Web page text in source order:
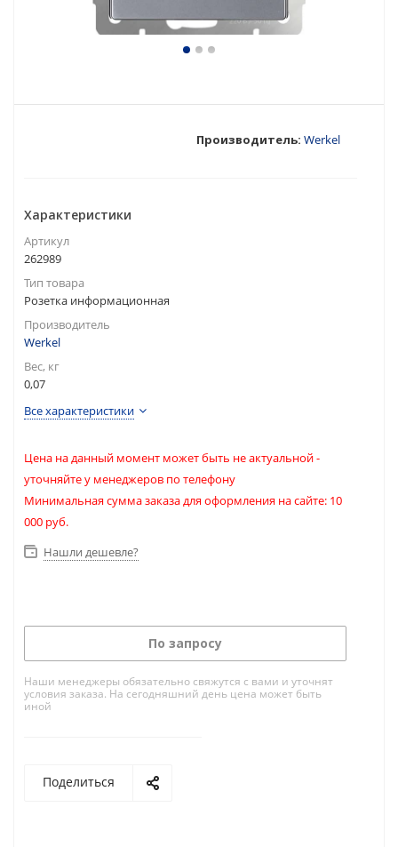
Производитель: Werkel
Характеристики
Артикул
262989
Тип товара
Розетка информационная
Производитель
Werkel
Вес, кг
0,07
Все характеристики
Цена на данный момент может быть не актуальной -
уточняйте у менеджеров по телефону
Минимальная сумма заказа для оформления на сайте: 10
000 руб.
Нашли дешевле?
По запросу
Наши менеджеры обязательно свяжутся с вами и уточнят
условия заказа. На сегодняшний день цена может быть
иной
Поделиться